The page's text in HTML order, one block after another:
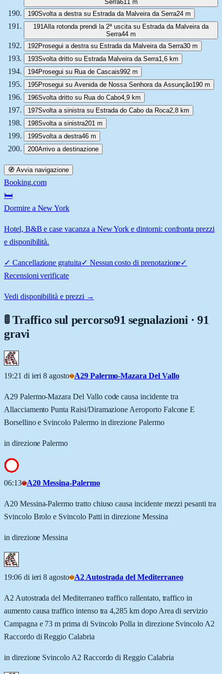
Serra611 m
190Svolta a destra su Estrada da Malveira da Serra24 m
191Alla rotonda prendi la 2ª uscita su Estrada da Malveira da
Serra44 m
192Prosegui a destra su Estrada da Malveira da Serra30 m
193Svolta dritto su Estrada Malveira da Serra1,6 km
194Prosegui su Rua de Cascais992 m
195Prosegui su Avenida de Nossa Senhora da Assunção190 m
196Svolta dritto su Rua do Cabo4,9 km
197Svolta a sinistra su Estrada do Cabo da Roca2,8 km
198Svolta a sinistra201 m
199Svolta a destra46 m
200Arrivo a destinazione
🧭 Avvia navigazione
Booking.com
🛏️
Dormire a New York
Hotel, B&B e case vacanza a New York e dintorni: confronta prezzi
e disponibilità.
✓ Cancellazione gratuita✓ Nessun costo di prenotazione✓
Recensioni verificate
Vedi disponibilità e prezzi →
🚦 Traffico sul percorso91 segnalazioni · 91
gravi
19:21 di ieri 8 agosto A29 Palermo-Mazara Del Vallo
A29 Palermo-Mazara Del Vallo code causa incidente tra
Allacciamento Punta Raisi/Diramazione Aeroporto Falcone E
Borsellino e Svincolo Palermo in direzione Palermo
in direzione Palermo
06:13 A20 Messina-Palermo
A20 Messina-Palermo tratto chiuso causa incidente mezzi pesanti tra
Svincolo Brolo e Svincolo Patti in direzione Messina
in direzione Messina
19:06 di ieri 8 agosto A2 Autostrada del Mediterraneo
A2 Autostrada del Mediterraneo traffico rallentato, traffico in
aumento causa traffico intenso tra 4,285 km dopo Area di servizio
Campagna e 73 m prima di Svincolo Polla in direzione Svincolo A2
Raccordo di Reggio Calabria
in direzione Svincolo A2 Raccordo di Reggio Calabria